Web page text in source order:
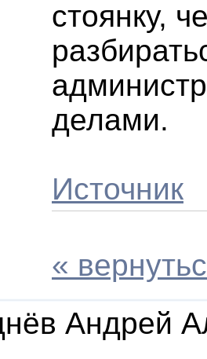
стоянку,
делами.
Источник
«
Андрей